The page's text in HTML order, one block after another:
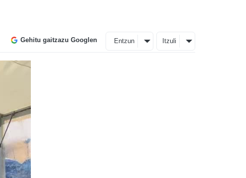
Gehitu gaitzazu Googlen Entzun Itzuli